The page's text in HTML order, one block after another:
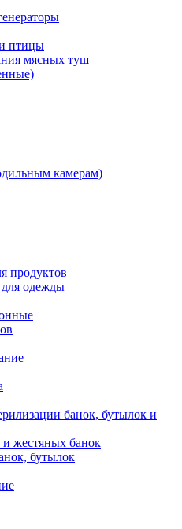
птицы
мясных туш
камерам)
продуктов
одежды
банок, бутылок и
и жестяных банок
бутылок